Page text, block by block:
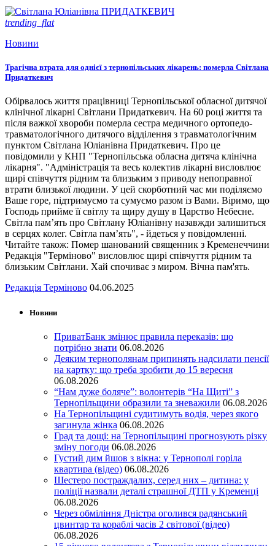
trending_flat
Новини
Трагічна втрата для однієї з тернопільських лікарень: померла Світлана
Придаткевич
Обірвалось життя працівниці Тернопільської обласної дитячої
клінічної лікарні Світлани Придаткевич. На 60 році життя та
після важкої хвороби померла сестра медичного ортопедо-
травматологічного дитячого відділення з травматологічним
пунктом Світлана Юліанівна Придаткевич. Про це
повідомили у КНП "Тернопільська обласна дитяча клінічна
лікарня". "Адміністрація та весь колектив лікарні висловлює
щирі співчуття рідним та близьким з приводу непоправної
втрати близької людини. У цей скорботний час ми поділяємо
Ваше горе, підтримуємо та сумуємо разом із Вами. Віримо, що
Господь прийме її світлу та щиру душу в Царство Небесне.
Світла пам’ять про Світлану Юліанівну назавжди залишиться
в серцях колег. Світла пам’ять", - йдеться у повідомленні.
Читайте також: Помер шанований священник з Кременеччини
Редакція "Терміново" висловлює щирі співчуття рідним та
близьким Світлани. Хай спочиває з миром. Вічна пам'ять.
Редакція Терміново 04.06.2025
Новини
ПриватБанк змінює правила переказів: що
потрібно знати 06.08.2026
Деяким тернополянам припинять надсилати пенсії
на картку: що треба зробити до 15 вересня
06.08.2026
“Нам дуже боляче”: волонтерів “На Щиті” з
Тернопільщини образили та зневажили 06.08.2026
На Тернопільщині судитимуть водія, через якого
загинула жінка 06.08.2026
Град та дощі: на Тернопільщині прогнозують різку
зміну погоди 06.08.2026
Густий дим йшов з вікна: у Тернополі горіла
квартира (відео) 06.08.2026
Шестеро постраждалих, серед них – дитина: у
поліції назвали деталі страшної ДТП у Кременці
06.08.2026
Через обміління Дністра оголився радянський
цвинтар та кораблі часів 2 світової (відео)
06.08.2026